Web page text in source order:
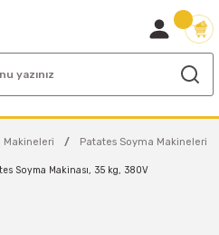
Makineleri Patates Soyma Makineleri